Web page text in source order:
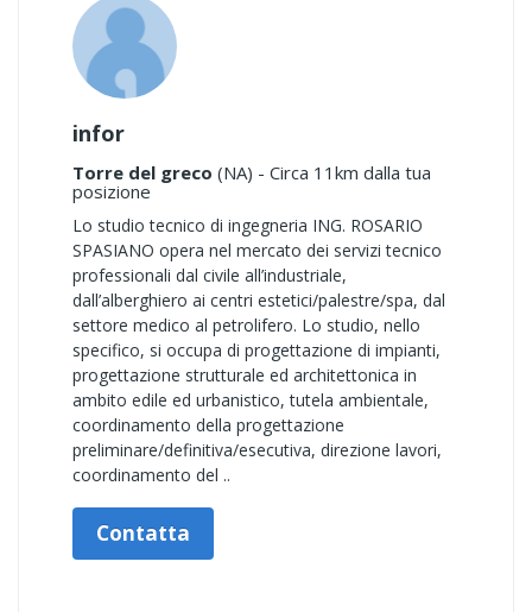
infor
Torre del greco (NA) - Circa 11km dalla tua
posizione
Lo studio tecnico di ingegneria ING. ROSARIO
SPASIANO opera nel mercato dei servizi tecnico
professionali dal civile all’industriale,
dall’alberghiero ai centri estetici/palestre/spa, dal
settore medico al petrolifero. Lo studio, nello
specifico, si occupa di progettazione di impianti,
progettazione strutturale ed architettonica in
ambito edile ed urbanistico, tutela ambientale,
coordinamento della progettazione
preliminare/definitiva/esecutiva, direzione lavori,
coordinamento del ..
Contatta